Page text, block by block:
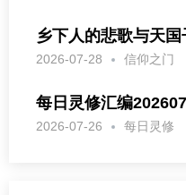
乡下人的悲歌与天
2026-07-28 信仰之门
每日灵修汇编
2026-07-26 每日灵修